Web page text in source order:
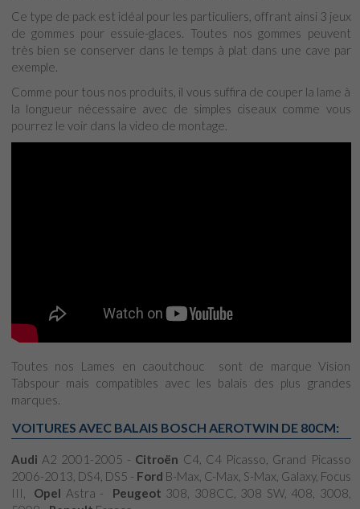
Ce type de pack est idéal pour les particuliers, offrant ainsi 3 jeux
de gommes pour essuie-glaces. Toutes nos gommes peuvent
très bien se conserver dans le temps à plat dans une cave par
exemple.
Comme pour tous nos produits, il vous suffira de couper la lame à
la longueur nécessaire avec de simples ciseaux comme vous
pourrez le voir dans la video de montage.
Toutes nos Lames en caoutchouc sont de marque Vision
Tabspour mais compatibles avec les balais des plus grandes
marques.
VOITURES AVEC BALAIS BOSCH AEROTWIN DE 80CM:
Audi A2 2001-2005 - Citroën C4, C4 Picasso, Grand Picasso
2006-2013, DS4, DS5 - Ford B-Max, C-Max, S-Max, Galaxy, Focus
III, Opel Astra - Peugeot 308, 308CC, 308 SW, 408, 3008,